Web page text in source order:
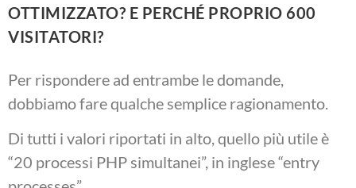
OTTIMIZZATO? E PERCHÉ PROPRIO 600
VISITATORI?
Per rispondere ad entrambe le domande,
dobbiamo fare qualche semplice ragionamento.
Di tutti i valori riportati in alto, quello più utile è
“20 processi PHP simultanei”, in inglese“entry